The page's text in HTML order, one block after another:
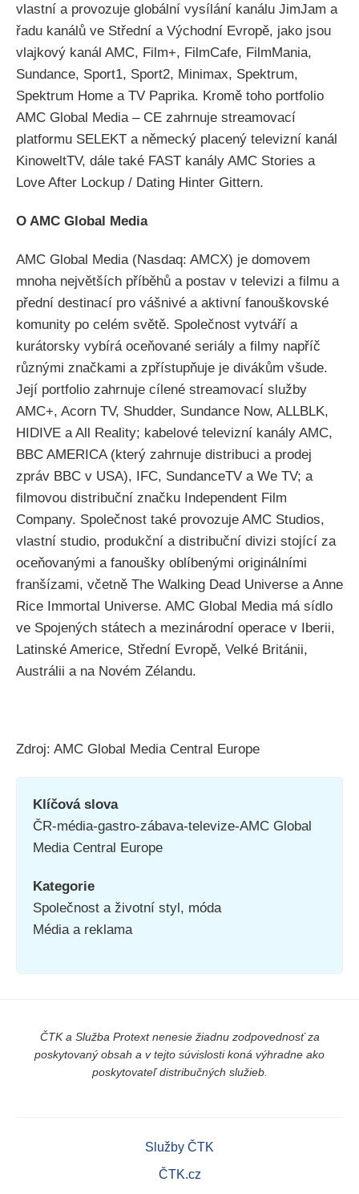
vlastní a provozuje globální vysílání kanálu JimJam a
řadu kanálů ve Střední a Východní Evropě, jako jsou
vlajkový kanál AMC, Film+, FilmCafe, FilmMania,
Sundance, Sport1, Sport2, Minimax, Spektrum,
Spektrum Home a TV Paprika. Kromě toho portfolio
AMC Global Media – CE zahrnuje streamovací
platformu SELEKT a německý placený televizní kanál
KinoweltTV, dále také FAST kanály AMC Stories a
Love After Lockup / Dating Hinter Gittern.
O AMC Global Media
AMC Global Media (Nasdaq: AMCX) je domovem
mnoha největších příběhů a postav v televizi a filmu a
přední destinací pro vášnivé a aktivní fanouškovské
komunity po celém světě. Společnost vytváří a
kurátorsky vybírá oceňované seriály a filmy napříč
různými značkami a zpřístupňuje je divákům všude.
Její portfolio zahrnuje cílené streamovací služby
AMC+, Acorn TV, Shudder, Sundance Now, ALLBLK,
HIDIVE a All Reality; kabelové televizní kanály AMC,
BBC AMERICA (který zahrnuje distribuci a prodej
zpráv BBC v USA), IFC, SundanceTV a We TV; a
filmovou distribuční značku Independent Film
Company. Společnost také provozuje AMC Studios,
vlastní studio, produkční a distribuční divizi stojící za
oceňovanými a fanoušky oblíbenými originálními
franšízami, včetně The Walking Dead Universe a Anne
Rice Immortal Universe. AMC Global Media má sídlo
ve Spojených státech a mezinárodní operace v Iberii,
Latinské Americe, Střední Evropě, Velké Británii,
Austrálii a na Novém Zélandu.
Zdroj: AMC Global Media Central Europe
Klíčová slova
ČR-média-gastro-zábava-televize-AMC Global
Media Central Europe
Kategorie
Společnost a životní styl, móda
Média a reklama
ČTK a Služba Protext nenesie žiadnu zodpovednosť za
poskytovaný obsah a v tejto súvislosti koná výhradne ako
poskytovateľ distribučných služieb.
Služby ČTK
ČTK.cz